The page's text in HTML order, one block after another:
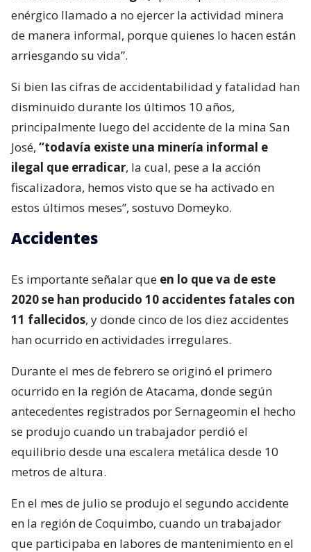
enérgico llamado a no ejercer la actividad minera
de manera informal, porque quienes lo hacen están
arriesgando su vida”.
Si bien las cifras de accidentabilidad y fatalidad han
disminuido durante los últimos 10 años,
principalmente luego del accidente de la mina San
José, “todavía existe una minería informal e
ilegal que erradicar, la cual, pese a la acción
fiscalizadora, hemos visto que se ha activado en
estos últimos meses”, sostuvo Domeyko.
Accidentes
Es importante señalar que en lo que va de este
2020 se han producido 10 accidentes fatales con
11 fallecidos, y donde cinco de los diez accidentes
han ocurrido en actividades irregulares.
Durante el mes de febrero se originó el primero
ocurrido en la región de Atacama, donde según
antecedentes registrados por Sernageomin el hecho
se produjo cuando un trabajador perdió el
equilibrio desde una escalera metálica desde 10
metros de altura.
En el mes de julio se produjo el segundo accidente
en la región de Coquimbo, cuando un trabajador
que participaba en labores de mantenimiento en el